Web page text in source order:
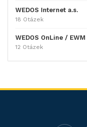
WEDOS Internet a.s.
18 Otázek
WEDOS OnLine / EWM
12 Otázek